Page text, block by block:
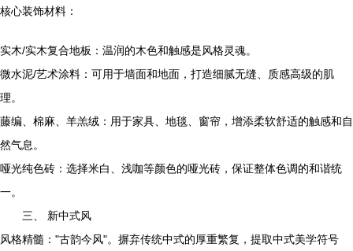
核心装饰材料：
实木/实木复合地板：温润的木色和触感是风格灵魂。
微水泥/艺术涂料：可用于墙面和地面，打造细腻无缝、质感高级的肌
理。
藤编、棉麻、羊羔绒：用于家具、地毯、窗帘，增添柔软舒适的触感和自
然气息。
哑光纯色砖：选择米白、浅咖等颜色的哑光砖，保证整体色调的和谐统
一。
三、 新中式风
风格精髓："古韵今风"。摒弃传统中式的厚重繁复，提取中式美学符号